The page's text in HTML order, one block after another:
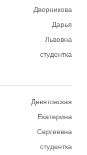
Дворникова
Дарья
Львовна
студентка
Девятовская
Екатерина
Сергеевна
студентка